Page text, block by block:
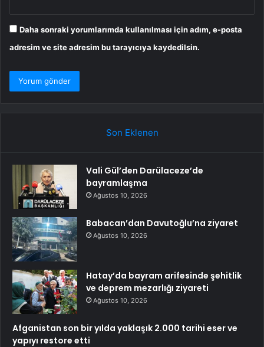
Daha sonraki yorumlarımda kullanılması için adım, e-posta
adresim ve site adresim bu tarayıcıya kaydedilsin.
Son Eklenen
Vali Gül’den Darülaceze’de
bayramlaşma
Ağustos 10, 2026
Babacan’dan Davutoğlu’na ziyaret
Ağustos 10, 2026
Hatay’da bayram arifesinde şehitlik
ve deprem mezarlığı ziyareti
Ağustos 10, 2026
Afganistan son bir yılda yaklaşık 2.000 tarihi eser ve
yapıyı restore etti